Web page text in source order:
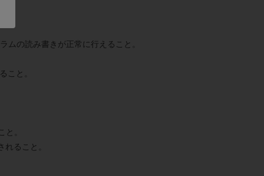
ムの読み書きが正常に行えること。
こと。
。
ること。